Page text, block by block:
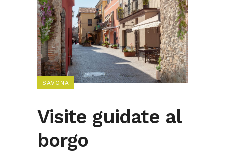
SAVONA
Visite guidate al
borgo